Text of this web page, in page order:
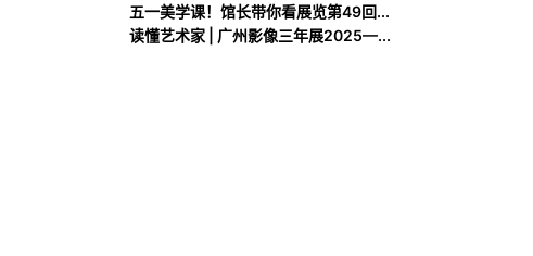
五一美学课！馆长带你看展览第49回...
读懂艺术家 | 广州影像三年展2025—...